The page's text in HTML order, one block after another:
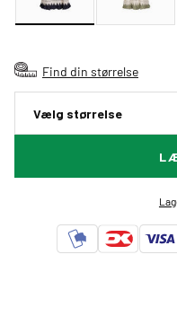
Find din størrelse
Vælg størrelse